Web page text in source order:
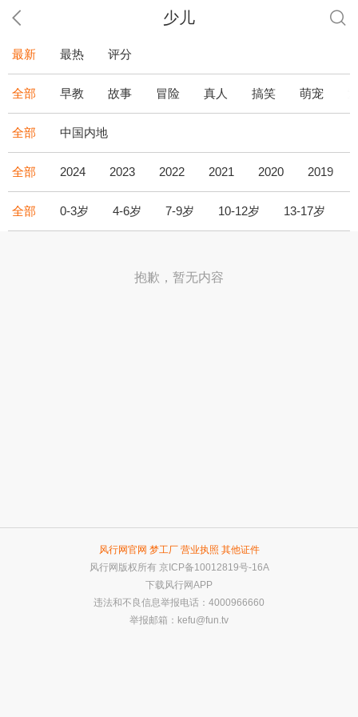
少儿
最新 最热 评分
全部 早教 故事 冒险 真人 搞笑 萌宠
全部 中国内地
全部 2024 2023 2022 2021 2020 2019
全部 0-3岁 4-6岁 7-9岁 10-12岁 13-17岁
抱歉，暂无内容
风行网官网 梦工厂 营业执照 其他证件
风行网版权所有 京ICP备10012819号-16A
下载风行网APP
违法和不良信息举报电话：4000966660
举报邮箱： kefu@fun.tv